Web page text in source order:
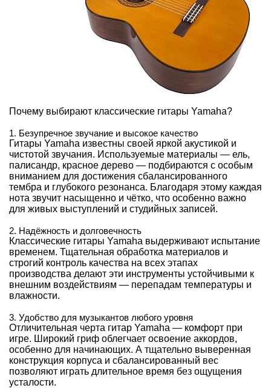
Почему выбирают классические гитары Yamaha?
1. Безупречное звучание и высокое качество
Гитары Yamaha известны своей яркой акустикой и
чистотой звучания. Используемые материалы — ель,
палисандр, красное дерево — подбираются с особым
вниманием для достижения сбалансированного
тембра и глубокого резонанса. Благодаря этому каждая
нота звучит насыщенно и чётко, что особенно важно
для живых выступлений и студийных записей.
2. Надёжность и долговечность
Классические гитары Yamaha выдерживают испытание
временем. Тщательная обработка материалов и
строгий контроль качества на всех этапах
производства делают эти инструменты устойчивыми к
внешним воздействиям — перепадам температуры и
влажности.
3. Удобство для музыкантов любого уровня
Отличительная черта гитар Yamaha — комфорт при
игре. Широкий гриф облегчает освоение аккордов,
особенно для начинающих. А тщательно выверенная
конструкция корпуса и сбалансированный вес
позволяют играть длительное время без ощущения
усталости.